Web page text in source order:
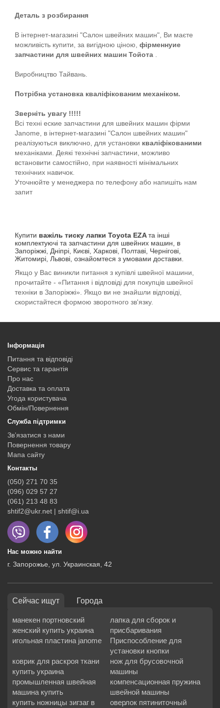
Деталь з розбирання
В інтернет-магазині "Салон швейних машин", Ви маєте
можливість купити, за вигідною ціною, фірменнуие
запчастини для швейних машин Тойота
Виробництво Тайвань.
Потрібна установка кваліфікованим механіком.
Зверніть увагу !!!!!
Всі техні еские запчастини для швейних машин фірми
Janome, в інтернет-магазині "Салон швейних машин"
реалізуються виключно, для установки кваліфікованими
механіками. Деякі технічні запчастини, можливо
встановити самостійно, при наявності мінімальних
технічних навичок.
Уточнюйте у менеджера по телефону або напишіть нам
запит
Купити важіль тиску лапки Toyota EZAта інші
комплектуючі та запчастини для швейних машин, в
Запоріжжі, Дніпрі, Києві, Харкові, Полтаві, Чернігові,
Житомирі, Львові, ознайомтеся з умовами доставки.
Якщо у Вас виникли питання з купівлі швейної машини,
прочитайте - «Питання і відповіді для покупців швейної
техніки в Запоріжжі». Якщо ви не знайшли відповіді,
скористайтеся формою зворотного зв'язку.
Інформація
Питання та відповіді
Сервис та гарантія
Про нас
Доставка та оплата
Угода користувача
Обмін/Повернення
Служба підтримки
Зв’язатися з нами
Повернення товару
Мапа сайту
Контакты
(050) 271 70 35
(096) 029 57 27
(061) 213 48 83
shtif2@ukr.net | shtif@i.ua
Нас можно найти
г. Запорожье, ул. Украинская, 42
Сейчас ищут Города
манекен портновский
женский купить украина
лапка для сборок и
присбаривания
игольная пластина janome
Приспособление для
установки кнопки
коврик для раскроя ткани
купить украина
нож для брусовочной
машины
промышленная швейная
машина купить
компенсационная пружина
швейной машины
купить ножницы зигзаг в
оверлок пятиниточный